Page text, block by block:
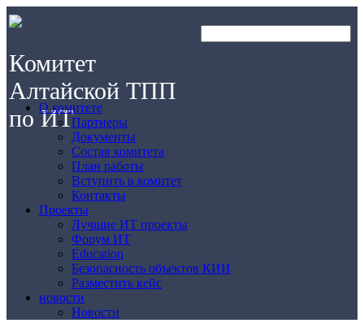
Комитет
Алтайской ТПП
по ИТ
О комитете
Партнеры
Документы
Состав комитета
План работы
Вступить в комитет
Контакты
Проекты
Лучшие ИТ проекты
Форум ИТ
Education
Безопасность объектов КИИ
Разместить кейс
новости
Новости